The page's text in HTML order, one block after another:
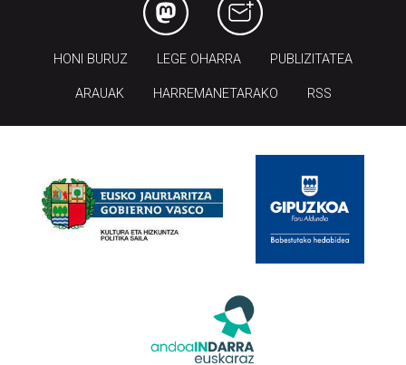
HONI BURUZ LEGE OHARRA PUBLIZITATEA
ARAUAK HARREMANETARAKO RSS